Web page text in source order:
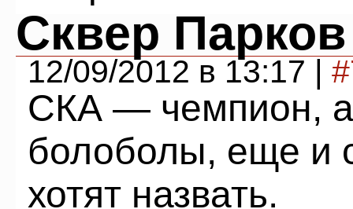
Сквер Парков
12/09/2012 в 13:17 |
СКА — чемпион,
болоболы, еще и
хотят назвать.